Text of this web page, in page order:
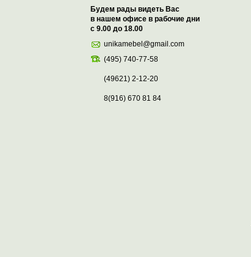
Будем рады видеть Вас
в нашем офисе в рабочие дни
с 9.00 до 18.00
unikamebel@gmail.com
(495) 740-77-58
(49621) 2-12-20
8(916) 670 81 84